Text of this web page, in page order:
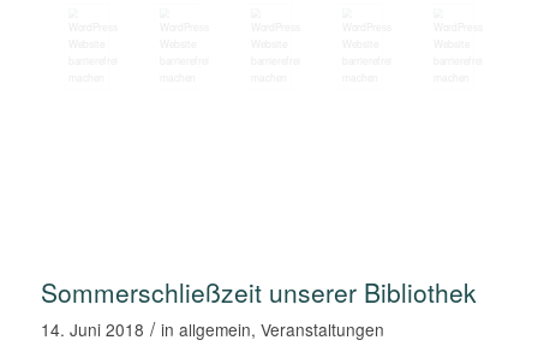
Sommerschließzeit unserer Bibliothek
14. Juni 2018 / in allgemein, Veranstaltungen